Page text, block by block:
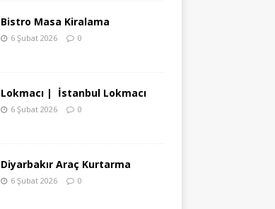
Bistro Masa Kiralama
6 Şubat 2026 0
Lokmacı | İstanbul Lokmacı
6 Şubat 2026 0
Diyarbakır Araç Kurtarma
6 Şubat 2026 0